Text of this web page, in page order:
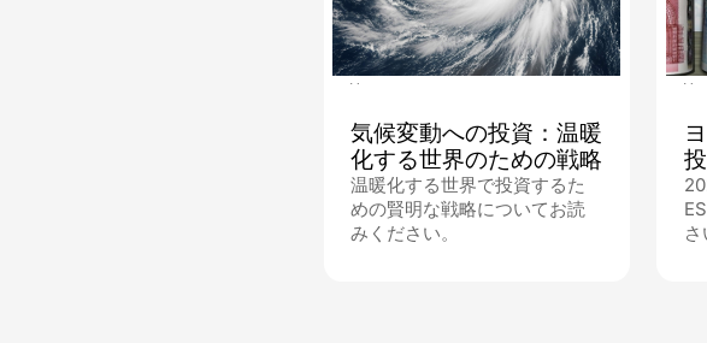
気候変動への投資：温暖
化する世界のための戦略
温暖化する世界で投資するた
めの賢明な戦略についてお読
みください。
さ